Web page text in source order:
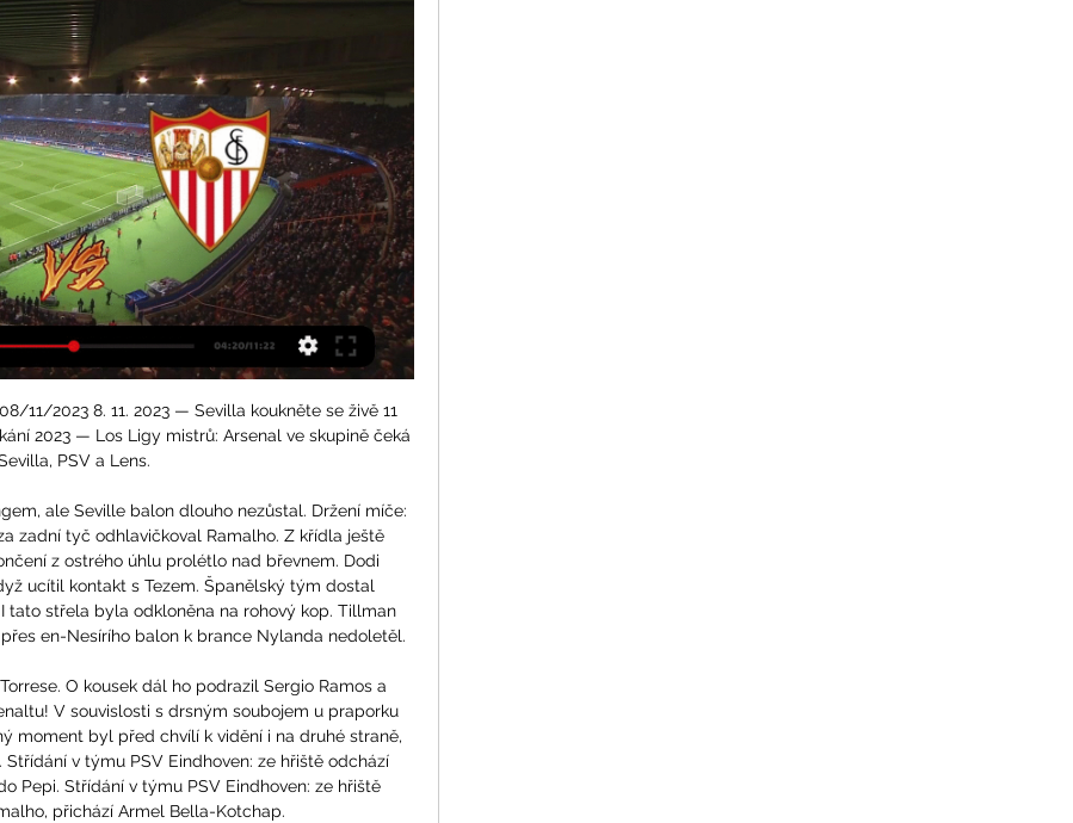
11/2023 8. 11. 2023 — Sevilla koukněte se živě 11
2023 — Los Ligy mistrů: Arsenal ve skupině čeká
PSV a Lens.
ale Seville balon dlouho nezůstal. Držení míče:
zadní tyč odhlavičkoval Ramalho. Z křídla ještě
z ostrého úhlu prolétlo nad břevnem. Dodi
ucítil kontakt s Tezem. Španělský tým dostal
tato střela byla odkloněna na rohový kop. Tillman
en-Nesírího balon k brance Nylanda nedoletěl.
O kousek dál ho podrazil Sergio Ramos a
V souvislosti s drsným soubojem u praporku
moment byl před chvílí k vidění i na druhé straně,
v týmu PSV Eindhoven: ze hřiště odchází
Pepi. Střídání v týmu PSV Eindhoven: ze hřiště
přichází Armel Bella-Kotchap.